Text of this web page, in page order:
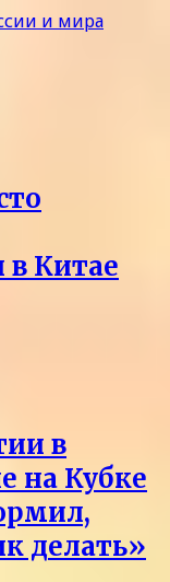
Китае
в
на Кубке
делать»